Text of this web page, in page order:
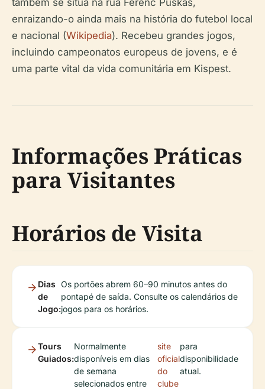
também se situa na rua Ferenc Puskás,
enraizando-o ainda mais na história do futebol local
e nacional (Wikipedia). Recebeu grandes jogos,
incluindo campeonatos europeus de jovens, e é
uma parte vital da vida comunitária em Kispest.
Informações Práticas
para Visitantes
Horários de Visita
Dias
de
Jogo:
Os portões abrem 60–90 minutos antes do
pontapé de saída. Consulte os calendários de
jogos para os horários.
Tours
Guiados:
Normalmente
disponíveis em dias
de semana
selecionados entre
site
oficial
do
clube
para
disponibilidade
atual.